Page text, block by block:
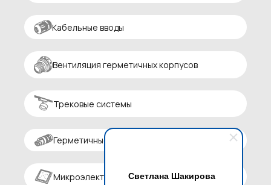
Светлана Шакирова
Кабельные вводы
Вентиляция герметичных корпусов
Трековые системы
Герметичные разъемы
Микроэлектроника